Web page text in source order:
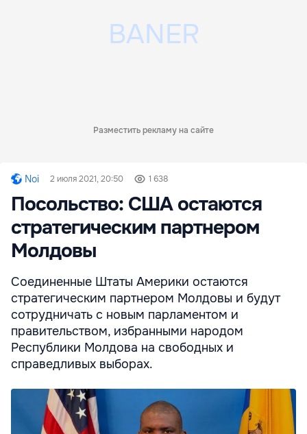
Разместить рекламу на сайте
Noi 2 июля 2021, 20:50 1 638
Посольство: США остаются
стратегическим партнером
Молдовы
Соединенные Штаты Америки остаются
стратегическим партнером Молдовы и будут
сотрудничать с новым парламентом и
правительством, избранными народом
Республики Молдова на свободных и
справедливых выборах.